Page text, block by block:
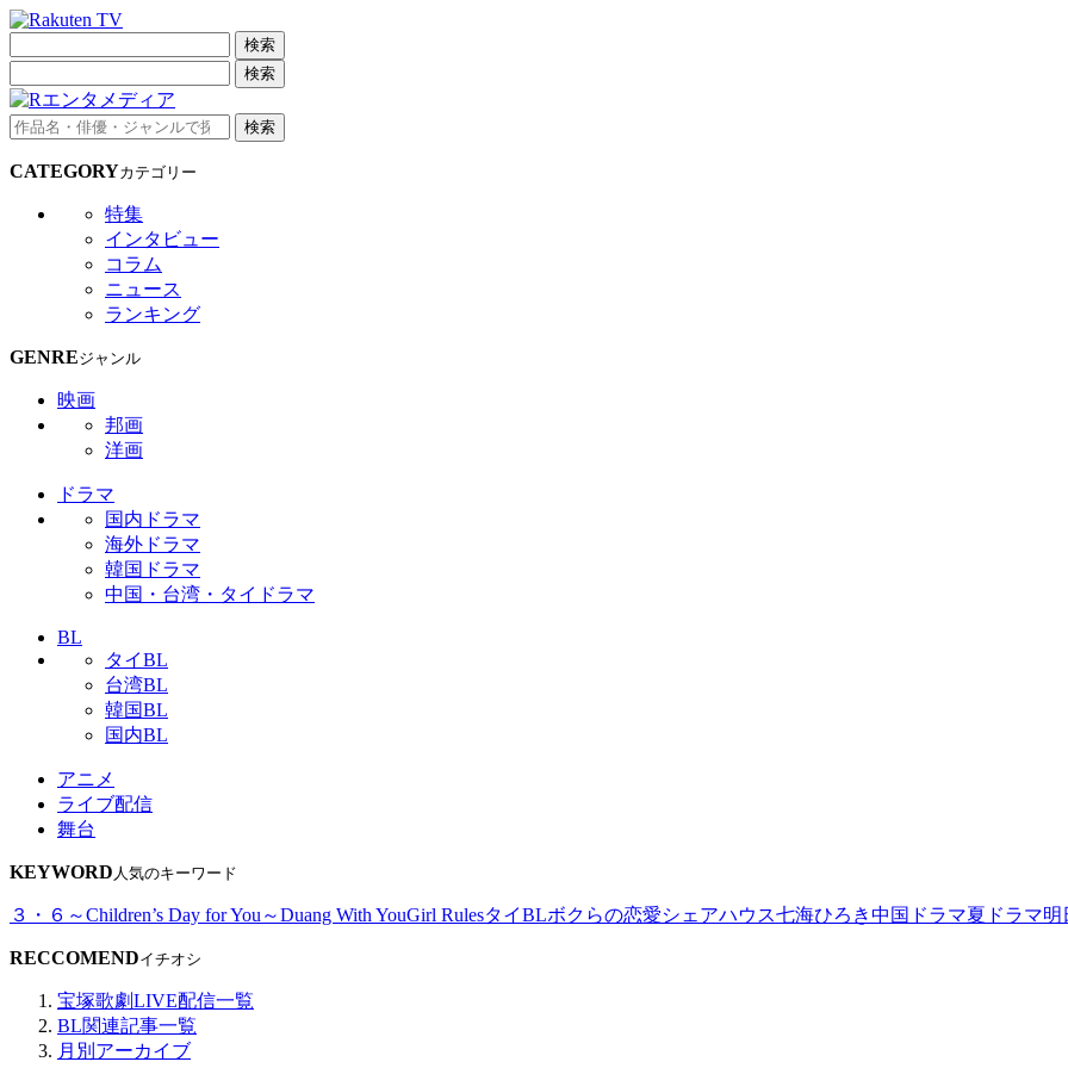
検索
検索
検索
CATEGORYカテゴリー
特集
インタビュー
コラム
ニュース
ランキング
GENREジャンル
映画
邦画
洋画
ドラマ
国内ドラマ
海外ドラマ
韓国ドラマ
中国・台湾・タイドラマ
BL
タイBL
台湾BL
韓国BL
国内BL
アニメ
ライブ配信
舞台
KEYWORD 人気のキーワード
３・６～Children’s Day for You～Duang With YouGirl RulesタイBLボクらの恋愛シェアハウス七海ひろき中国ドラマ夏ドラマ明
RECCOMENDイチオシ
宝塚歌劇LIVE配信一覧
BL関連記事一覧
月別アーカイブ